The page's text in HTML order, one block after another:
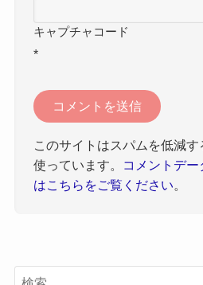
キャプチャコード
*
このサイトはスパムを低減
使っています。
コメントデ
はこちらをご覧ください。